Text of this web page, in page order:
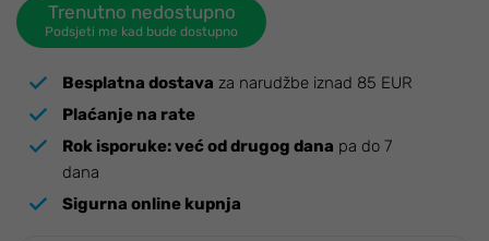
Trenutno nedostupno
Podsjeti me kad bude dostupno
Besplatna dostava za narudžbe iznad 85 EUR
Plaćanje na rate
Rok isporuke:već od drugog dana pa do 7
dana
Sigurna online kupnja